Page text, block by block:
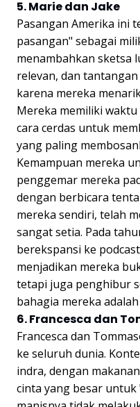
5. Marie dan Jake
Pasangan Amerika ini
pasangan" sebagai
menambahkan sketsa
relevan, dan
karena mereka
Mereka memiliki
cara cerdas untuk
yang paling
Kemampuan mereka
penggemar mereka
dengan berbicara
mereka sendiri, telah
sangat setia. Pada
berekspansi ke
menjadikan mereka
tetapi juga penghibur
bahagia mereka
6. Francesca dan
Francesca dan
ke seluruh dunia.
indra, dengan
cinta yang besar